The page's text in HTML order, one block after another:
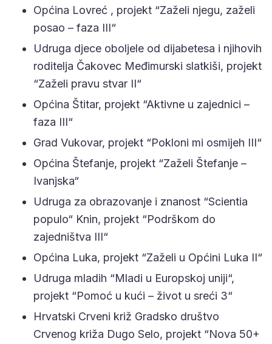
Općina Lovreć , projekt “Zaželi njegu, zaželi
posao – faza III“
Udruga djece oboljele od dijabetesa i njihovih
roditelja Čakovec Međimurski slatkiši, projekt
“Zaželi pravu stvar II“
Općina Štitar, projekt “Aktivne u zajednici –
faza III“
Grad Vukovar, projekt “Pokloni mi osmijeh III“
Općina Štefanje, projekt “Zaželi Štefanje –
Ivanjska“
Udruga za obrazovanje i znanost “Scientia
populo“ Knin, projekt “Podrškom do
zajedništva III“
Općina Luka, projekt “Zaželi u Općini Luka II“
Udruga mladih “Mladi u Europskoj uniji“,
projekt “Pomoć u kući – život u sreći 3“
Hrvatski Crveni križ Gradsko društvo
Crvenog križa Dugo Selo, projekt “Nova 50+